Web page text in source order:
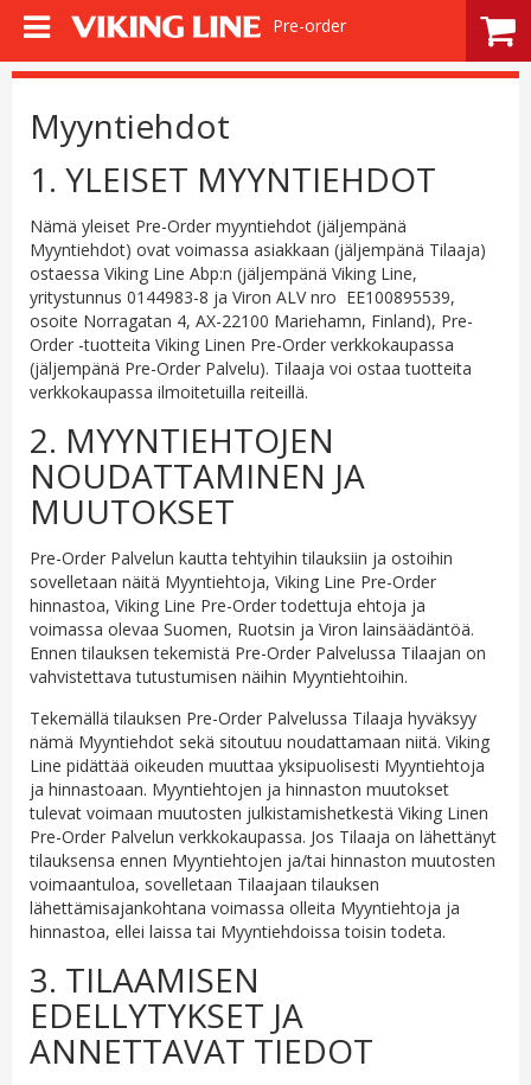
Pre-order
Myyntiehdot
1. YLEISET MYYNTIEHDOT
Nämä yleiset Pre-Order myyntiehdot (jäljempänä
Myyntiehdot) ovat voimassa asiakkaan (jäljempänä Tilaaja)
ostaessa Viking Line Abp:n (jäljempänä Viking Line,
yritystunnus 0144983-8 ja Viron ALV nro EE100895539,
osoite Norragatan 4, AX-22100 Mariehamn, Finland), Pre-
Order -tuotteita Viking Linen Pre-Order verkkokaupassa
(jäljempänä Pre-Order Palvelu). Tilaaja voi ostaa tuotteita
verkkokaupassa ilmoitetuilla reiteillä.
2. MYYNTIEHTOJEN
NOUDATTAMINEN JA
MUUTOKSET
Pre-Order Palvelun kautta tehtyihin tilauksiin ja ostoihin
sovelletaan näitä Myyntiehtoja, Viking Line Pre-Order
hinnastoa, Viking Line Pre-Order todettuja ehtoja ja
voimassa olevaa Suomen, Ruotsin ja Viron lainsäädäntöä.
Ennen tilauksen tekemistä Pre-Order Palvelussa Tilaajan on
vahvistettava tutustumisen näihin Myyntiehtoihin.
Tekemällä tilauksen Pre-Order Palvelussa Tilaaja hyväksyy
nämä Myyntiehdot sekä sitoutuu noudattamaan niitä. Viking
Line pidättää oikeuden muuttaa yksipuolisesti Myyntiehtoja
ja hinnastoaan. Myyntiehtojen ja hinnaston muutokset
tulevat voimaan muutosten julkistamishetkestä Viking Linen
Pre-Order Palvelun verkkokaupassa. Jos Tilaaja on lähettänyt
tilauksensa ennen Myyntiehtojen ja/tai hinnaston muutosten
voimaantuloa, sovelletaan Tilaajaan tilauksen
lähettämisajankohtana voimassa olleita Myyntiehtoja ja
hinnastoa, ellei laissa tai Myyntiehdoissa toisin todeta.
3. TILAAMISEN
EDELLYTYKSET JA
ANNETTAVAT TIEDOT